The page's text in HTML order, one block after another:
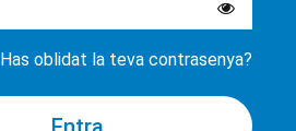
Has oblidat la teva contrasenya?